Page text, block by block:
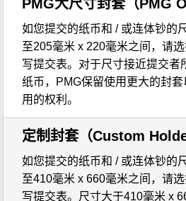
PMG大尺寸封套（PMG
如您提交的纸币和 / 或连体钞的
至205毫米 x 220毫米之间，请
写提交表。对于尺寸接近提交者
纸币，PMG保留使用更大的封
用的权利。
定制封套（Custom
如您提交的纸币和 / 或连体钞的
至410毫米 x 660毫米之间，请
写提交表。尺寸大于410毫米 x